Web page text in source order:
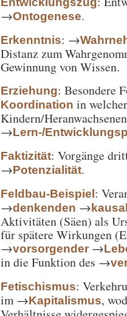
→Ontogenese.
Erkenntnis: →
Distanz zum
Gewinnung von Wissen.
Erziehung: Besondere
Koordination in
Kindern/
→Lern-/
Faktizität: Vorgänge
→Potenzialität.
Feldbau-Beispiel:
→denkenden →
Aktivitäten (Säen) als
für spätere Wirkungen
→vorsorgender →
in die Funktion des →
Fetischismus:
im →Kapitalismus,